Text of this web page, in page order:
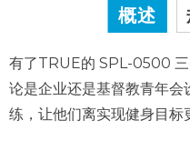
概述
有了TRUE的 SPL-0500
论是企业还是基督教青年会
练，让他们离实现健身目标